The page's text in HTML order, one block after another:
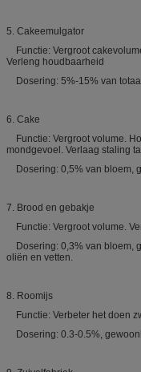
5. Cakeemulgator
Functie: Vergroot
Verleng houdbaarheid
Dosering: 5%-15% van
6. Cake
Functie: Vergroot volume.
mondgevoel. Verlaag staling
Dosering: 0,5% van bloem,
7. Brood en gebakje
Functie: Vergroot volume.
Dosering: 0,3% van bloem,
oliën en vetten.
8. Roomijs
Functie: Verbeter het doen
Dosering: 0.3-0.5%,